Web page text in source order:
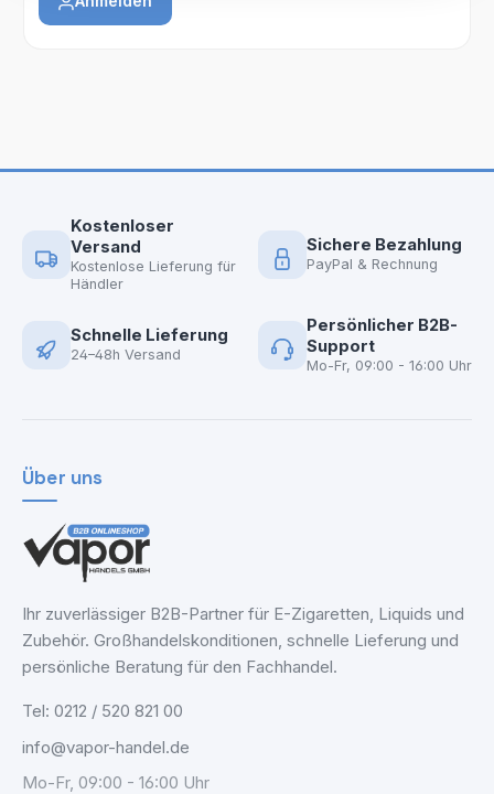
Kostenloser
Versand
Kostenlose Lieferung für
Händler
Sichere Bezahlung
PayPal & Rechnung
Schnelle Lieferung
24–48h Versand
Persönlicher B2B-
Support
Mo-Fr, 09:00 - 16:00 Uhr
Über uns
Ihr zuverlässiger B2B-Partner für E-Zigaretten, Liquids und
Zubehör. Großhandelskonditionen, schnelle Lieferung und
persönliche Beratung für den Fachhandel.
Tel: 0212 / 520 821 00
info@vapor-handel.de
Mo-Fr, 09:00 - 16:00 Uhr